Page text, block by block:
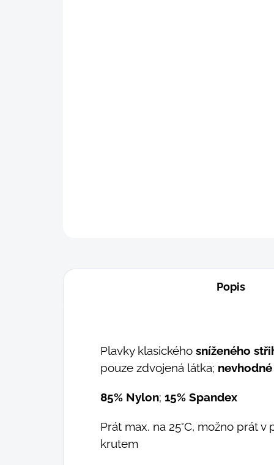
Popis
Plavky klasického sníženého
pouze zdvojená látka;
85% Nylon; 15% Spandex
Prát max. na 25°C, možno prát
krutem